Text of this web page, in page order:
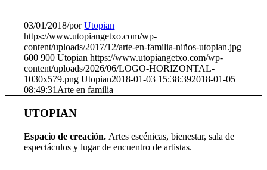
03/01/2018/porUtopian
https://www.utopiangetxo.com/wp-
content/uploads/2017/12/arte-en-familia-niños-utopian.jpg
600 900 Utopian https://www.utopiangetxo.com/wp-
content/uploads/2026/06/LOGO-HORIZONTAL-
1030x579.png Utopian2018-01-03 15:38:392018-01-05
08:49:31 Arte en familia
UTOPIAN
Espacio de creación. Artes escénicas, bienestar, sala de
espectáculos y lugar de encuentro de artistas.